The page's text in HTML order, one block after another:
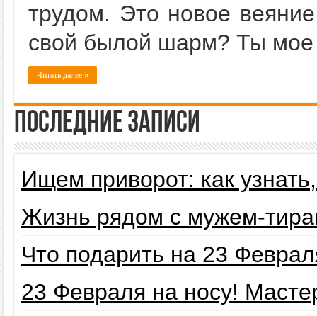
трудом. Это новое
свой былой шарм? Ты мое
Читать далее »
Последние записи
Ищем приворот: как
Жизнь рядом с мужем-
Что подарить на 23
23 Февраля на носу!